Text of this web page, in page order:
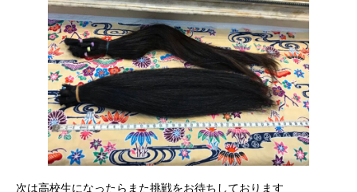
次は高校生になったらまた挑戦をお待ちしております